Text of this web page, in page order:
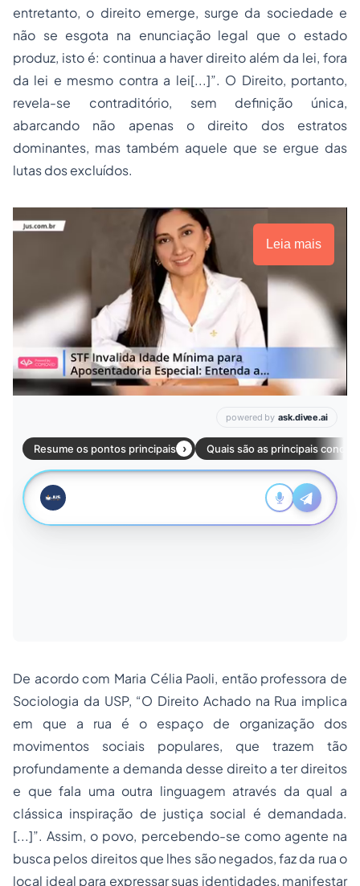
entretanto, o direito emerge, surge da sociedade e
não se esgota na enunciação legal que o estado
produz, isto é: continua a haver direito além da lei, fora
da lei e mesmo contra a lei[...]”. O Direito, portanto,
revela-se contraditório, sem definição única,
abarcando não apenas o direito dos estratos
dominantes, mas também aquele que se ergue das
lutas dos excluídos.
Leia mais
De acordo com Maria Célia Paoli, então professora de
Sociologia da USP, “O Direito Achado na Rua implica
em que a rua é o espaço de organização dos
movimentos sociais populares, que trazem tão
profundamente a demanda desse direito a ter direitos
e que fala uma outra linguagem através da qual a
clássica inspiração de justiça social é demandada.
[...]”. Assim, o povo, percebendo-se como agente na
busca pelos direitos que lhes são negados, faz da rua o
local ideal para expressar suas identidades, manifestar